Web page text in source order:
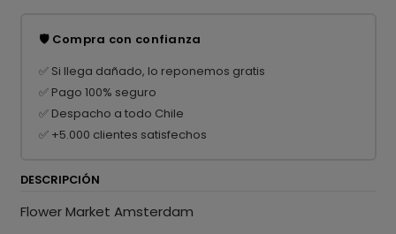
🛡️ Compra con confianza
✅ Si llega dañado, lo reponemos gratis
✅ Pago 100% seguro
✅ Despacho a todo Chile
✅ +5.000 clientes satisfechos
DESCRIPCIÓN
Flower Market Amsterdam